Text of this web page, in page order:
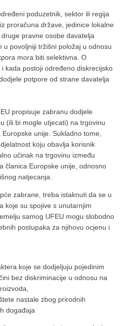
poduzetnik, sektor ili regija
proračuna države, jedinice lokalne
pravne osobe davatelja
u povoljniji tržišni položaj u odnosu
mora biti selektivna. O
kada postoji određeno diskrecijsko
potpore od strane davatelja
propisuje zabranu dodjele
(ili bi mogle utjecati) na trgovinu
unije. Sukladno tome,
koju obavlja korisnik
učinak na trgovinu između
članica Europske unije, odnosno
natjecanja.
zabrane, treba istaknuti da se u
koje su spojive s unutarnjim
samog UFEU mogu slobodno
postupaka za njihovu ocjenu i
koje se dodjeljuju pojedinim
bez diskriminacije u odnosu na
nastale zbog prirodnih
događaja